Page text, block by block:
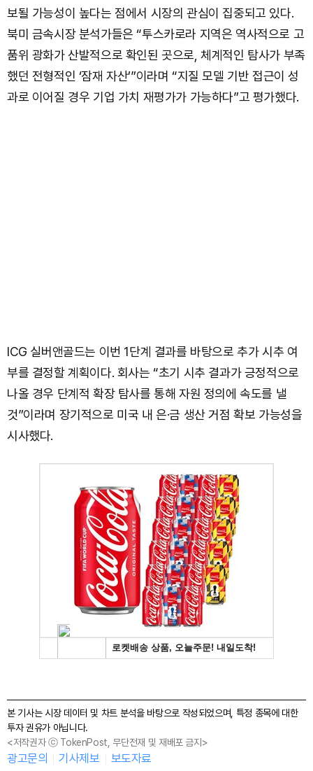
보될 가능성이 높다는 점에서 시장의 관심이 집중되고 있다.
북미 금속시장 분석가들은 “투스카로라 지역은 역사적으로 고
품위 광화가 산발적으로 확인된 곳으로, 체계적인 탐사가 부족
했던 전형적인 ‘잠재 자산’”이라며 “지질 모델 기반 접근이 성
과로 이어질 경우 기업 가치 재평가가 가능하다”고 평가했다.
ICG 실버앤골드는 이번 1단계 결과를 바탕으로 추가 시추 여
부를 결정할 계획이다. 회사는 “초기 시추 결과가 긍정적으로
나올 경우 단계적 확장 탐사를 통해 자원 정의에 속도를 낼
것”이라며 장기적으로 미국 내 은·금 생산 거점 확보 가능성을
시사했다.
본 기사는 시장 데이터 및 차트 분석을 바탕으로 작성되었으며, 특정 종목에 대한
투자 권유가 아닙니다.
<저작권자 ⓒ TokenPost, 무단전재 및 재배포 금지>
광고문의 기사제보 보도자료